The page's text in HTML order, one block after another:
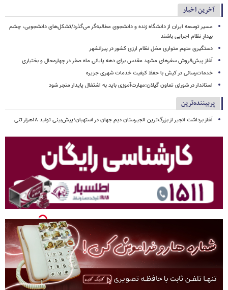
آخرین اخبار
مسیر توسعه ایران از دانشگاه زنده و دانشجوی مطالبه‌گر می‌گذرد/تشکل‌های دانشجویی، چشم
بیدارِ نظام اجرایی باشند
دستگیری متهم متواری مخل نظام ارزی کشور در پیرانشهر
آغاز پیش‌فروش سفرهای مشهد مقدس برای دهه پایانی ماه صفر در چهارمحال و بختیاری
خدمات‌رسانی در کیش با حفظ کیفیت خدمات شهری جزیره
استاندار در شورای تعاون گیلان:مهارت‌آموزی باید به اشتغال پایدار منجر شود
پربیننده‌ترین
آغاز برداشت انجیر از بزرگ‌ترین انجیرستان دیم جهان در استهبان؛پیش‌بینی تولید ۱۸هزار تنی